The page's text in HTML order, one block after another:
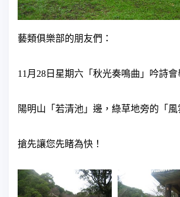
藝類俱樂部的朋友們：
11 月 28 日 星期六「秋光奏鳴曲」吟詩
陽明山「若清池」邊，綠草地旁的「風
搶先讓您先睹為快！